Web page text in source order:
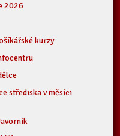
2026
kurzy
střediska v měsíci